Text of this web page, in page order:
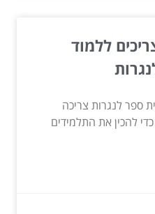
ללמוד
ספר לנגרות צריכה
להכין את התלמידים